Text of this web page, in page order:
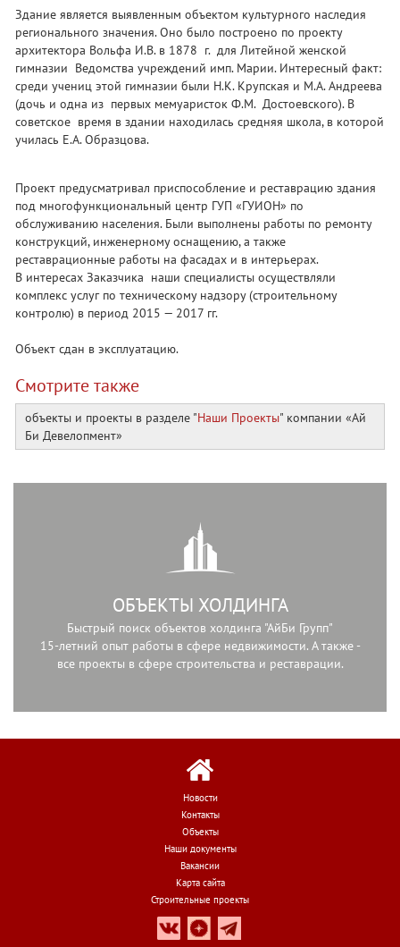
Здание является выявленным объектом культурного наследия
регионального значения. Оно было построено по проекту
архитектора Вольфа И.В. в 1878 г. для Литейной женской
гимназии Ведомства учреждений имп. Марии. Интересный факт:
среди учениц этой гимназии были Н.К. Крупская и М.А. Андреева
(дочь и одна из первых мемуаристок Ф.М. Достоевского). В
советское время в здании находилась средняя школа, в которой
училась Е.А. Образцова.
Проект предусматривал приспособление и реставрацию здания
под многофункциональный центр ГУП «ГУИОН» по
обслуживанию населения. Были выполнены работы по ремонту
конструкций, инженерному оснащению, а также
реставрационные работы на фасадах и в интерьерах.
В интересах Заказчика наши специалисты осуществляли
комплекс услуг по техническому надзору (строительному
контролю) в период 2015 — 2017 гг.
Объект сдан в эксплуатацию.
Смотрите также
объекты и проекты в разделе "Наши Проекты" компании «Ай
Би Девелопмент»
ОБЪЕКТЫ ХОЛДИНГА
Быстрый поиск объектов холдинга "АйБи Групп"
15-летний опыт работы в сфере недвижимости. А также -
все проекты в сфере строительства и реставрации.
Новости
Контакты
Объекты
Наши документы
Вакансии
Карта сайта
Строительные проекты